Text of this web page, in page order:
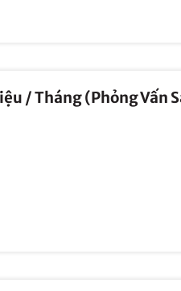
/ Tháng (Phỏng Vấn